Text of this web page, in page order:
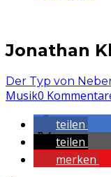
Jonathan
Der Typ von
Musik0
teilen
teilen
merken